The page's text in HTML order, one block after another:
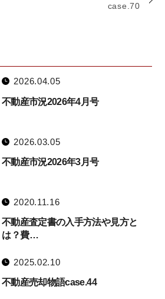
case.70
2026.04.05
不動産市況2026年4月号
2026.03.05
不動産市況2026年3月号
2020.11.16
不動産査定書の入手方法や見方と
は？費…
2025.02.10
不動産売却物語case.44